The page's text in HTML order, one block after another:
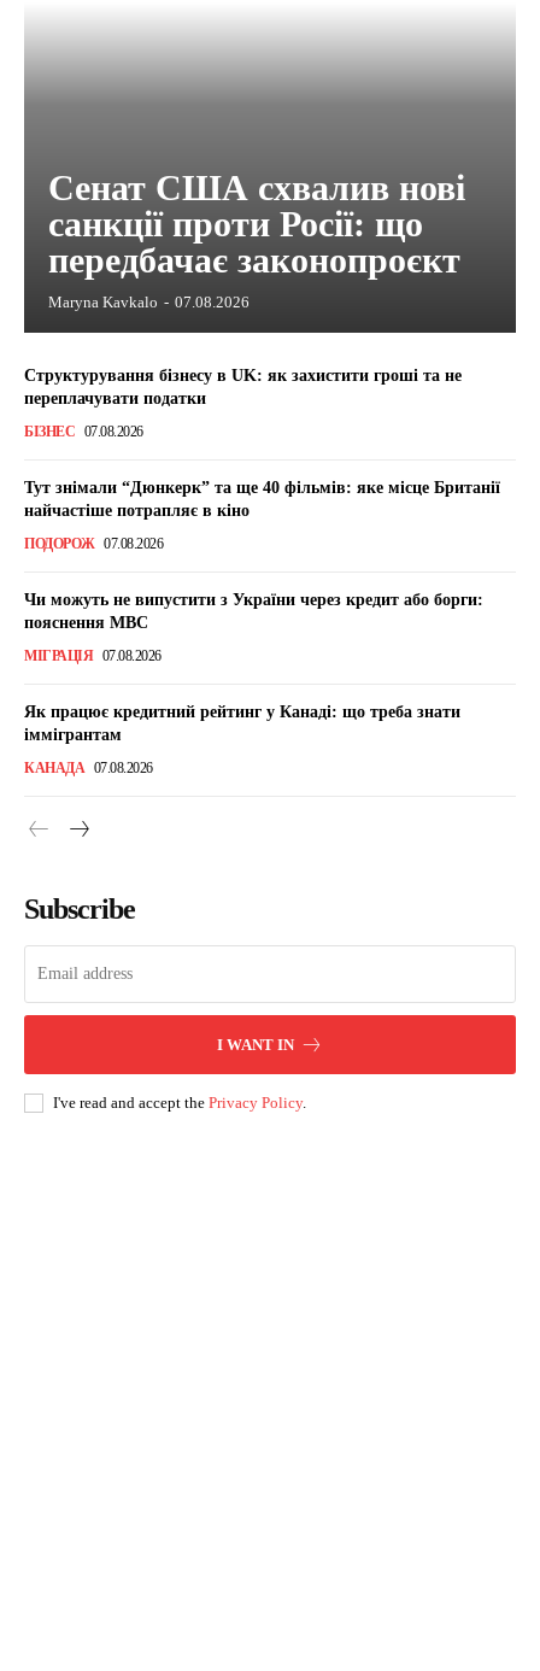
Сенат США схвалив нові
санкції проти Росії: що
передбачає законопроєкт
Maryna Kavkalo - 07.08.2026
Структурування бізнесу в UK: як захистити гроші та не
переплачувати податки
БІЗНЕС 07.08.2026
Тут знімали “Дюнкерк” та ще 40 фільмів: яке місце Британії
найчастіше потрапляє в кіно
ПОДОРОЖ 07.08.2026
Чи можуть не випустити з України через кредит або борги:
пояснення МВС
МІГРАЦІЯ 07.08.2026
Як працює кредитний рейтинг у Канаді: що треба знати
іммігрантам
КАНАДА 07.08.2026
Subscribe
I WANT IN
I've read and accept the Privacy Policy.